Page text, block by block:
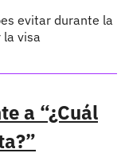
evitar durante la
visa
a “¿Cuál